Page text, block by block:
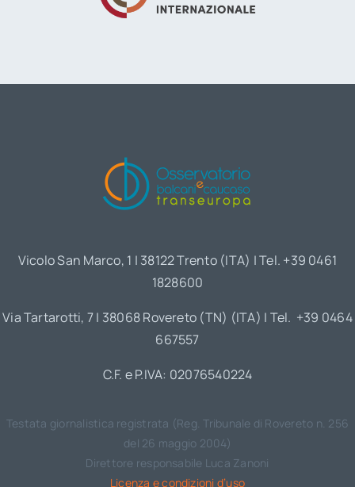
Vicolo San Marco, 1 | 38122 Trento (ITA) | Tel. +39 0461
1828600
Via Tartarotti, 7 | 38068 Rovereto (TN) (ITA) | Tel. +39 0464
667557
C.F. e P.IVA: 02076540224
Testata giornalistica registrata (Reg. Tribunale di Rovereto n. 256
del 26 maggio 2004)
Direttore responsabile Luca Zanoni
Licenza e condizioni d’uso